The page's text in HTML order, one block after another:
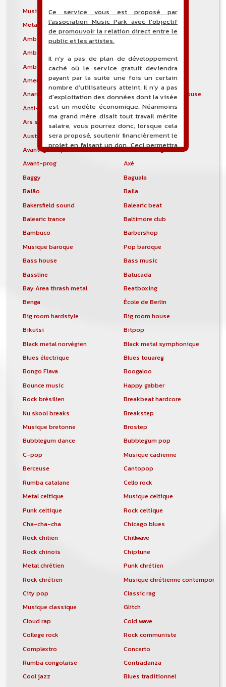
Musique alternative
Country alternative
Metal alternatif
Ambient
Ambient dub
Ambient Jungle
Ambient Techno
Ambient industriel
Americana
Rock turc
Anarcho Punk
Musique arabo-andalouse
Anti-folk
Rock argentin
Ars subtilior
Art Rock
Austropop
Avant-funk
Avant-garde jazz
Metal avant-gardiste
Avant-prog
Axé
Baggy
Baguala
Baião
Baila
Bakersfield sound
Balearic beat
Balearic trance
Baltimore club
Bambuco
Barbershop
Musique baroque
Pop baroque
Bass house
Bass music
Bassline
Batucada
Bay Area thrash metal
Beatboxing
Benga
École de Berlin
Big room hardstyle
Big room house
Bikutsi
Bitpop
Black metal norvégien
Black metal symphonique
Blues électrique
Blues touareg
Bongo Flava
Boogaloo
Bounce music
Happy gabber
Rock brésilien
Breakbeat hardcore
Nu skool breaks
Breakstep
Musique bretonne
Brostep
Bubblegum dance
Bubblegum pop
C-pop
Musique cadienne
Berceuse
Cantopop
Rumba catalane
Cello rock
Metal celtique
Musique celtique
Punk celtique
Rock celtique
Cha-cha-cha
Chicago blues
Rock chilien
Chillwave
Rock chinois
Chiptune
Metal chrétien
Punk chrétien
Rock chrétien
Musique chrétienne
City pop
Classic rag
Musique classique
Glitch
Cloud rap
Cold wave
College rock
Rock communiste
Complextro
Concerto
Rumba congolaise
Contradanza
Cool jazz
Blues traditionnel
Ce service vous est proposé par
l'association Music Park avec l'objectif
de promouvoir la relation direct entre le
public et les artistes.
Il n'y a pas de plan de développement
caché où le service gratuit deviendra
payant par la suite une fois un certain
nombre d'utilisateurs atteint. Il n'y a pas
d'exploitation des données dont la visée
est un modèle économique. Néanmoins
ma grand mère disait tout travail mérite
salaire, vous pourrez donc, lorsque cela
sera proposé, soutenir financièrement le
projet en faisant un don. Ceci permettra
de financer l'hébergement, le nom de
domaine, les heures de maintenance et
de développement du site, et peut-être
une campagne de communication. Il va
de soit que l'ensemble de la
comptabilité sera totalement publique
Un nouveau service de petites annonces
site. Ce service permet, lorsque vous
êtes musiciens ou un groupe, un
musicen(s) ou un groupe, un orchestre,
un DJ, etc...